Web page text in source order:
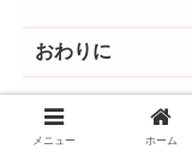
おわりに
以上が『信長の野望・
このゲームは、歴代最
メニュー ホーム